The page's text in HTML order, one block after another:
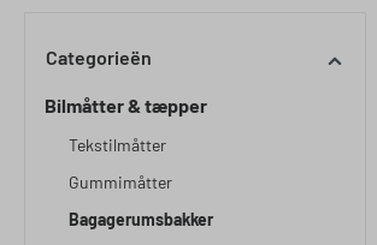
Categorieën
Bilmåtter & tæpper
Tekstilmåtter
Gummimåtter
Bagagerumsbakker